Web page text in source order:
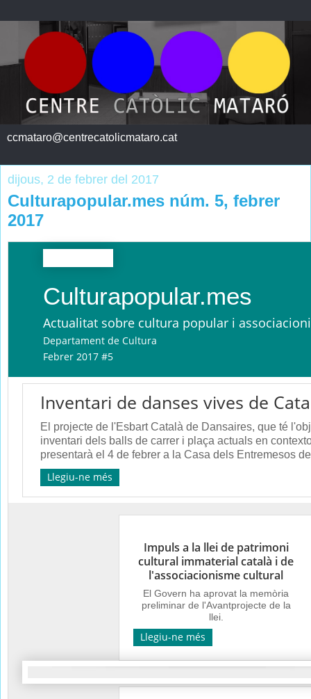
ccmataro@centrecatolicmataro.cat
dijous, 2 de febrer del 2017
Culturapopular.mes núm. 5, febrer
2017
Culturapopular.mes
Actualitat sobre cultura popular i
Departament de Cultura
Febrer 2017 #5
Inventari de danses vives de
El projecte de l'Esbart Català de Dansaires, que té
inventari dels balls de carrer i plaça actuals en
presentarà el 4 de febrer a la Casa dels Entremesos
Llegiu-ne més
Impuls a la llei de patrimoni
cultural immaterial català i de
l'associacionisme cultural
El Govern ha aprovat la memòria
preliminar de l'Avantprojecte de la
llei.
Llegiu-ne més